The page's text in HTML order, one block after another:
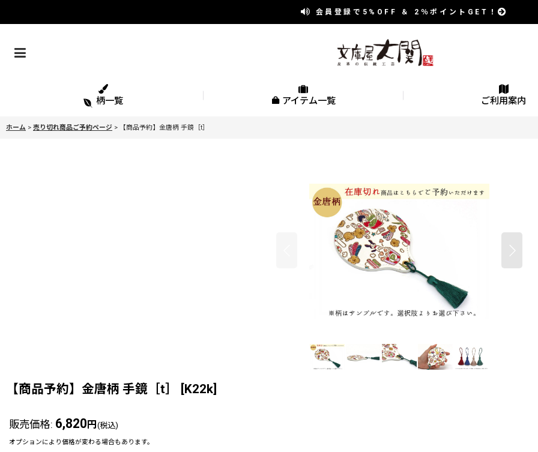
会員登録で 5%OFF ＆ 2％ポイントGET！
柄一覧 アイテム一覧 ご利用案内
ホーム > 売り切れ商品ご予約ページ > 【商品予約】金唐柄 手鏡［t］
【商品予約】金唐柄 手鏡［t］ K22k
販売価格: 6,820 円 (税込)
オプションにより価格が変わる場合もあります。